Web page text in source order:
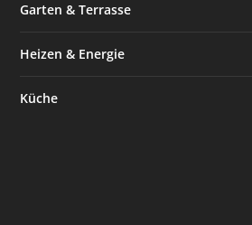
Garten & Terrasse
Heizen & Energie
Küche